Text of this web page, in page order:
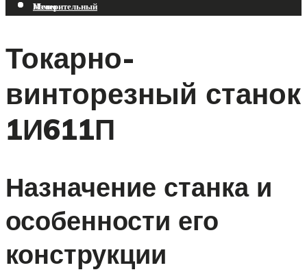
Измерительный
Меню
Токарно-
винторезный станок
1И611П
Назначение станка и
особенности его
конструкции